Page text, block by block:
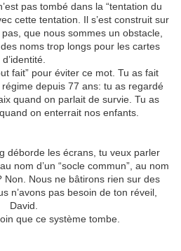
pas tombé dans la “tentation du
cette tentation. Il s’est construit sur
pas, que nous sommes un obstacle,
noms trop longs pour les cartes
d’identité.
fait” pour éviter ce mot. Tu as fait
depuis 77 ans: tu as regardé
quand on parlait de survie. Tu as
on enterrait nos enfants.
déborde les écrans, tu veux parler
nom d’un “socle commun”, au nom
Non. Nous ne bâtirons rien sur des
n’avons pas besoin de ton réveil,
David.
que ce système tombe.